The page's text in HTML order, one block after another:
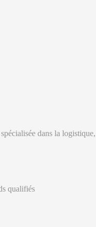
dans la
qualifiés